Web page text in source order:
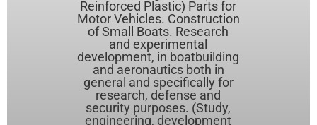
Reinforced Plastic) Parts for
Motor Vehicles. Construction
of Small Boats. Research
and experimental
development, in boatbuilding
and aeronautics both in
general and specifically for
research, defense and
security purposes. (Study,
engineering, development